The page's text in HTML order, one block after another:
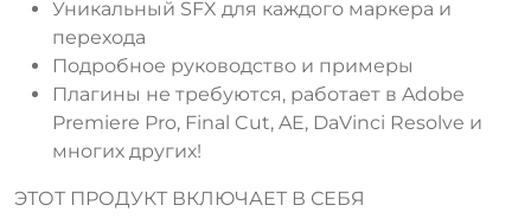
Уникальный SFX для каждого маркера и
перехода
Подробное руководство и примеры
Плагины не требуются, работает в Adobe
Premiere Pro, Final Cut, AE, DaVinci Resolve и
многих других!
ЭТОТ ПРОДУКТ ВКЛЮЧАЕТ В СЕБЯ